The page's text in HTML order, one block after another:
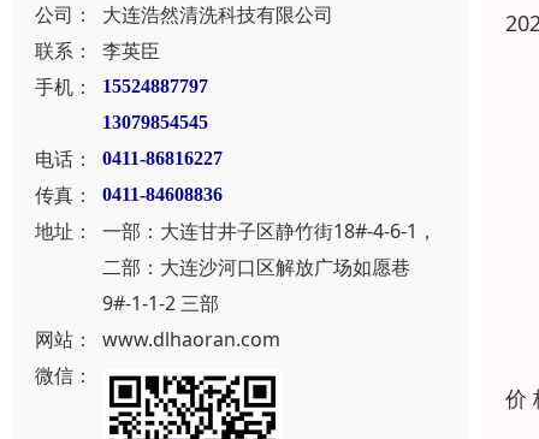
公司：
大连浩然清洗科技有限公司
联系：
李英臣
手机：
15524887797
13079854545
电话： 0411-86816227
传真： 0411-84608836
地址：
一部：大连甘井子区静竹街18#-4-6-1，
二部：大连沙河口区解放广场如愿巷
9#-1-1-2 三部
网站：
www.dlhaoran.com
微信：
价